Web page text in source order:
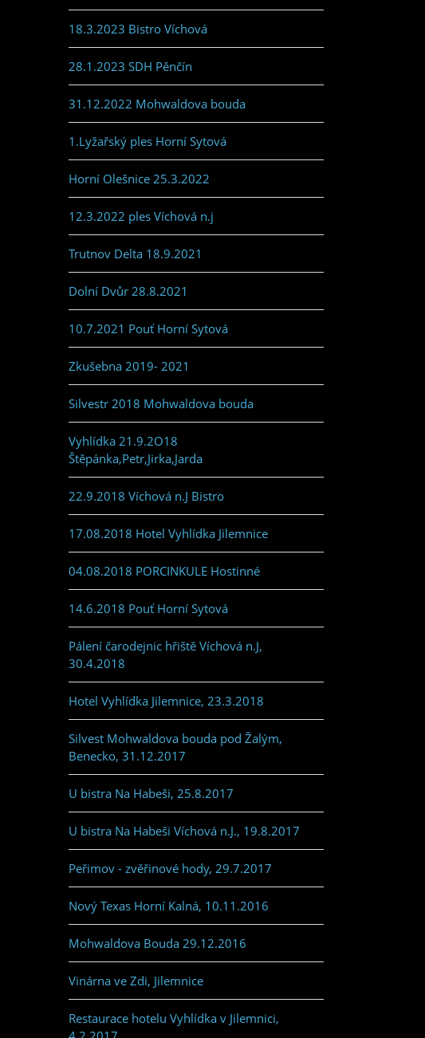
18.3.2023 Bistro Víchová
28.1.2023 SDH Pěnčín
31.12.2022 Mohwaldova bouda
1.Lyžařský ples Horní Sytová
Horní Olešnice 25.3.2022
12.3.2022 ples Víchová n.j
Trutnov Delta 18.9.2021
Dolní Dvůr 28.8.2021
10.7.2021 Pouť Horní Sytová
Zkušebna 2019- 2021
Silvestr 2018 Mohwaldova bouda
Vyhlídka 21.9.2O18
Štěpánka,Petr,Jirka,Jarda
22.9.2018 Víchová n.J Bistro
17.08.2018 Hotel Vyhlídka Jilemnice
04.08.2018 PORCINKULE Hostinné
14.6.2018 Pouť Horní Sytová
Pálení čarodejnic hřiště Víchová n.J,
30.4.2018
Hotel Vyhlídka Jilemnice, 23.3.2018
Silvest Mohwaldova bouda pod Žalým,
Benecko, 31.12.2017
U bistra Na Habeši, 25.8.2017
U bistra Na Habeši Víchová n.J., 19.8.2017
Peřimov - zvěřinové hody, 29.7.2017
Nový Texas Horní Kalná, 10.11.2016
Mohwaldova Bouda 29.12.2016
Vinárna ve Zdi, Jilemnice
Restaurace hotelu Vyhlídka v Jilemnici,